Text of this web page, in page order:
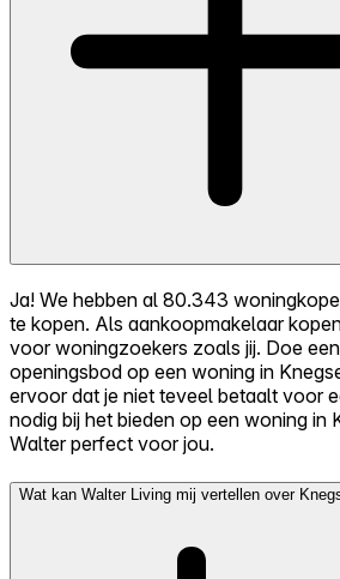
Ja! We hebben al 80.343
te kopen. Als aankoopmakelaar
voor woningzoekers zoals jij. Doe
openingsbod op een woning in
ervoor dat je niet teveel betaalt voor
nodig bij het bieden op een woning in
Walter perfect voor jou.
Wat kan Walter Living mij vertellen over